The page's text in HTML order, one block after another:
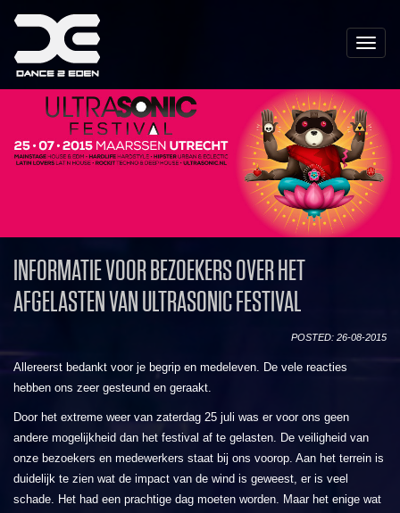
Toggle
INFORMATIE VOOR BEZOEKERS OVER HET
AFGELASTEN VAN ULTRASONIC FESTIVAL
POSTED: 26-08-2015
Allereerst bedankt voor je begrip en medeleven. De vele reacties
hebben ons zeer gesteund en geraakt.
Door het extreme weer van zaterdag 25 juli was er voor ons geen
andere mogelijkheid dan het festival af te gelasten. De veiligheid van
onze bezoekers en medewerkers staat bij ons voorop. Aan het terrein is
duidelijk te zien wat de impact van de wind is geweest, er is veel
schade. Het had een prachtige dag moeten worden. Maar het enige wat